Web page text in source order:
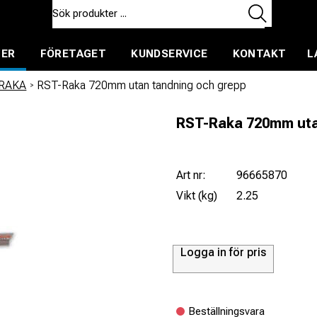
FÖRETAGET KUNDSERVICE KONTAKT
/ RST-Raka 720mm utan tandning och grepp
RST-Raka 720mm
Art nr:
96665870
Vikt (kg)
2.25
Logga in för pris
Beställningsvara